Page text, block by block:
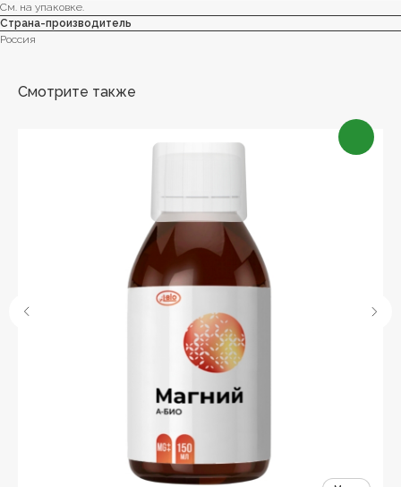
См. на упаковке.
Страна-производитель
Россия
Смотрите также